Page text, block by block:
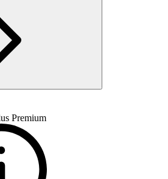
Premium